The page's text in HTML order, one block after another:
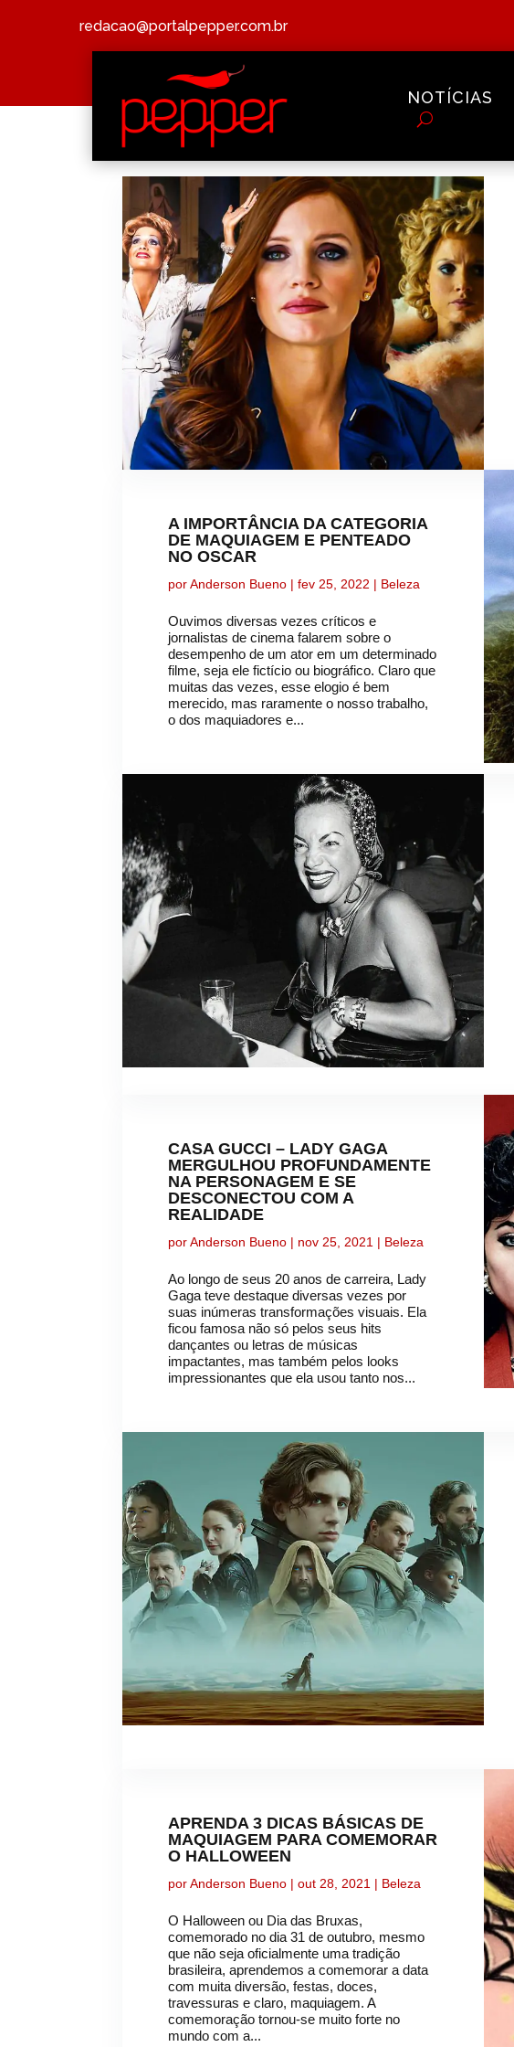
redacao@portalpepper.com.br
NOTÍCIAS
A IMPORTÂNCIA DA CATEGORIA
DE MAQUIAGEM E PENTEADO
NO OSCAR
porAnderson Bueno |fev 25, 2022 | Beleza
Ouvimos diversas vezes críticos e
jornalistas de cinema falarem sobre o
desempenho de um ator em um determinado
filme, seja ele fictício ou biográfico. Claro que
muitas das vezes, esse elogio é bem
merecido, mas raramente o nosso trabalho,
o dos maquiadores e...
CASA GUCCI – LADY GAGA
MERGULHOU PROFUNDAMENTE
NA PERSONAGEM E SE
DESCONECTOU COM A
REALIDADE
porAnderson Bueno | nov 25, 2021 | Beleza
Ao longo de seus 20 anos de carreira, Lady
Gaga teve destaque diversas vezes por
suas inúmeras transformações visuais. Ela
ficou famosa não só pelos seus hits
dançantes ou letras de músicas
impactantes, mas também pelos looks
impressionantes que ela usou tanto nos...
APRENDA 3 DICAS BÁSICAS DE
MAQUIAGEM PARA COMEMORAR
O HALLOWEEN
porAnderson Bueno |out 28, 2021 | Beleza
O Halloween ou Dia das Bruxas,
comemorado no dia 31 de outubro, mesmo
que não seja oficialmente uma tradição
brasileira, aprendemos a comemorar a data
com muita diversão, festas, doces,
travessuras e claro, maquiagem. A
comemoração tornou-se muito forte no
mundo com a...